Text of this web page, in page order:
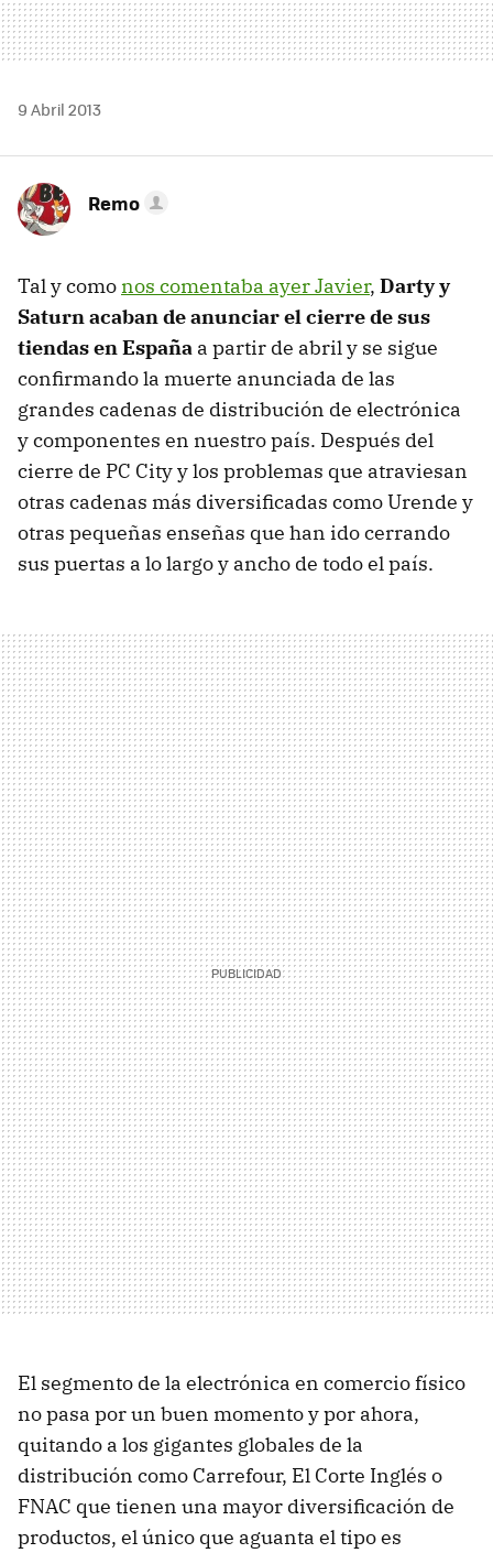
9 Abril 2013
Remo
Tal y comonos comentaba ayer Javier, Darty y
Saturn acaban de anunciar el cierre de sus
tiendas en España a partir de abril y se sigue
confirmando la muerte anunciada de las
grandes cadenas de distribución de electrónica
y componentes en nuestro país. Después del
cierre de PC City y los problemas que atraviesan
otras cadenas más diversificadas como Urende y
otras pequeñas enseñas que han ido cerrando
sus puertas a lo largo y ancho de todo el país.
El segmento de la electrónica en comercio físico
no pasa por un buen momento y por ahora,
quitando a los gigantes globales de la
distribución como Carrefour, El Corte Inglés o
FNAC que tienen una mayor diversificación de
productos, el único que aguanta el tipo es